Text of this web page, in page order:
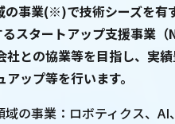
の事業(※)で技術シーズを
スタートアップ支援事業
社との協業等を目指し、実
ップ等を行います。
の事業：ロボティクス、